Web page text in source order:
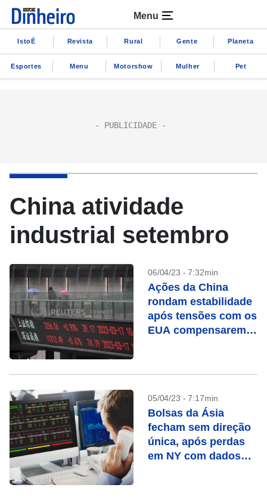
Menu
IstoÉ Revista Rural Gente Planeta
Esportes Menu Motorshow Mulher Pet
China atividade
industrial setembro
06/04/23 - 7:32min
Ações da China
rondam estabilidade
após tensões com os
EUA compensarem
05/04/23 - 7:17min
Bolsas da Ásia
fecham sem direção
única, após perdas
em NY com dados